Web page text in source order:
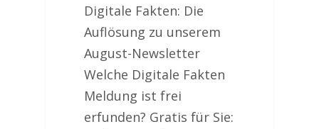
Digitale Fakten: Die
Auflösung zu unserem
August-Newsletter
Welche Digitale Fakten
Meldung ist frei
erfunden? Gratis für Sie: